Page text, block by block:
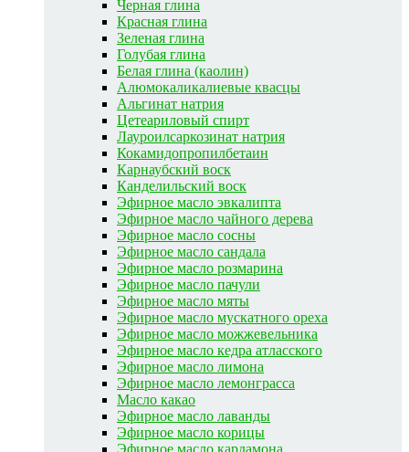
Черная глина
Красная глина
Зеленая глина
Голубая глина
Белая глина (каолин)
Алюмокаликалиевые квасцы
Альгинат натрия
Цетеариловый спирт
Лауроилсаркозинат натрия
Кокамидопропилбетаин
Карнаубский воск
Канделильский воск
Эфирное масло эвкалипта
Эфирное масло чайного дерева
Эфирное масло сосны
Эфирное масло сандала
Эфирное масло розмарина
Эфирное масло пачули
Эфирное масло мяты
Эфирное масло мускатного ореха
Эфирное масло можжевельника
Эфирное масло кедра атласского
Эфирное масло лимона
Эфирное масло лемонграсса
Масло какао
Эфирное масло лаванды
Эфирное масло корицы